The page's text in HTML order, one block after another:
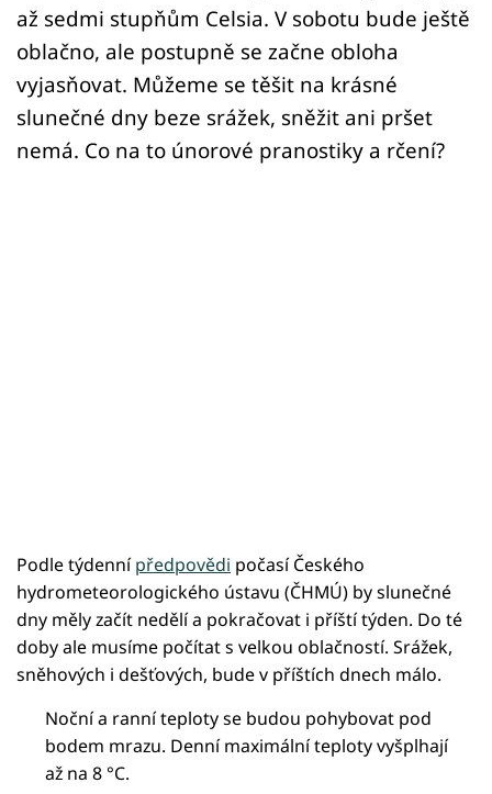
až sedmi stupňům Celsia. V sobotu bude ještě
oblačno, ale postupně se začne obloha
vyjasňovat. Můžeme se těšit na krásné
slunečné dny beze srážek, sněžit ani pršet
nemá. Co na to únorové pranostiky a rčení?
Podle týdennípředpovědi počasí Českého
hydrometeorologického ústavu (ČHMÚ) by slunečné
dny měly začít nedělí a pokračovat i příští týden. Do té
doby ale musíme počítat s velkou oblačností. Srážek,
sněhových i dešťových, bude v příštích dnech málo.
Noční a ranní teploty se budou pohybovat pod
bodem mrazu. Denní maximální teploty vyšplhají
až na 8 °C.